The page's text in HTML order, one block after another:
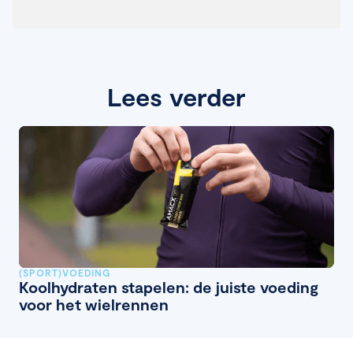
Lees verder
(SPORT)VOEDING
Koolhydraten stapelen: de juiste voeding
voor het wielrennen